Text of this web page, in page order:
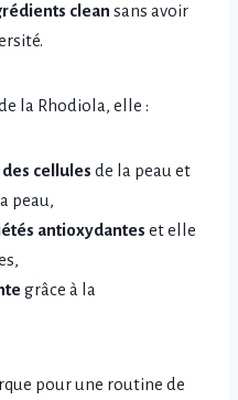
clean sans avoir
la Rhodiola, elle :
cellules de la peau et
peau,
antioxydantes et elle
grâce à la
pour une routine de